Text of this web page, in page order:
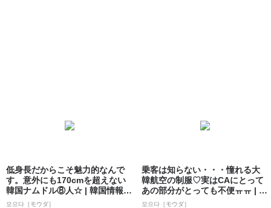
低身長だからこそ魅力的なんで
す。意外にも170cmを超えない
韓国ナムドル⑧人☆ | 韓国情報サ
イト...
모으다［モウダ］
乗客は知らない・・・憧れる大
韓航空の制服♡実はCAにとって
あの部分がとっても不便ㅠㅠ | 韓
国情報...
모으다［モウダ］